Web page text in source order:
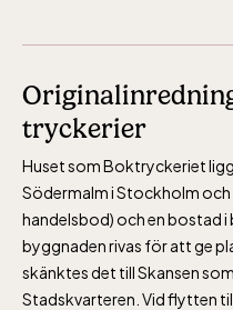
tryckerier
Huset som Boktryckeriet
Södermalm i Stockholm
handelsbod) och en bostad i
byggnaden rivas för att ge
skänktes det till Skansen
Stadskvarteren. Vid flytten
april och därefter
Bergbanan kostar
35:- för uppfärd
och nedfärd för alla
över 4 år.
Rullstolsburna med
ledsagare åker
gratis.